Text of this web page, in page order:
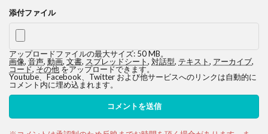
添付ファイル
アップロードファイルの最大サイズ: 50 MB。
画像, 音声, 動画, 文書, スプレッドシート, 対話型, テキスト, アーカイブ,
コード,その他をアップロードできます。
Youtube、Facebook、Twitter および他サービスへのリンクは自動的に
コメント内に埋め込まれます。